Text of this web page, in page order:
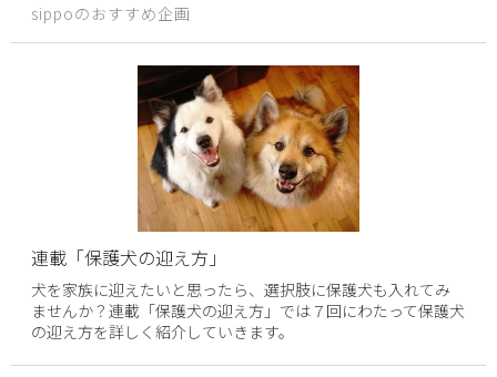
sippoのおすすめ企画
連載「保護犬の迎え方」
犬を家族に迎えたいと思ったら、選択肢に保護犬も入れてみ
ませんか？連載「保護犬の迎え方」では７回にわたって保護犬
の迎え方を詳しく紹介していきます。